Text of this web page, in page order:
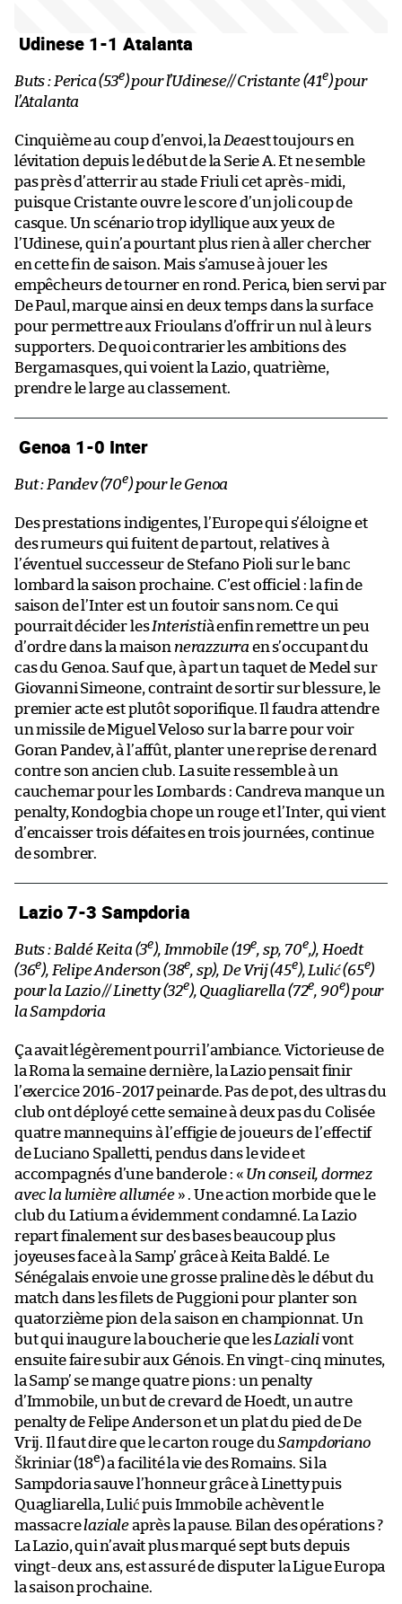
Udinese 1-1 Atalanta
Buts : Perica (53e) pour l’Udinese// Cristante (41e) pour
l’Atalanta
Cinquième au coup d’envoi, laDeaest toujours en
lévitation depuis le début de la Serie A. Et ne semble
pas près d’atterrir au stade Friuli cet après-midi,
puisque Cristante ouvre le score d’un joli coup de
casque. Un scénario trop idyllique aux yeux de
l’Udinese, qui n’a pourtant plus rien à aller chercher
en cette fin de saison. Mais s’amuse à jouer les
empêcheurs de tourner en rond. Perica, bien servi par
De Paul, marque ainsi en deux temps dans la surface
pour permettre aux Frioulans d’offrir un nul à leurs
supporters. De quoi contrarier les ambitions des
Bergamasques, qui voient la Lazio, quatrième,
prendre le large au classement.
Genoa 1-0 Inter
But : Pandev (70e) pour le Genoa
Des prestations indigentes, l’Europe qui s’éloigne et
des rumeurs qui fuitent de partout, relatives à
l’éventuel successeur de Stefano Pioli sur le banc
lombard la saison prochaine. C’est officiel : la fin de
saison de l’Inter est un foutoir sans nom. Ce qui
pourrait décider lesInteristià enfin remettre un peu
d’ordre dans la maison nerazzurra en s’occupant du
cas du Genoa. Sauf que, à part un taquet de Medel sur
Giovanni Simeone, contraint de sortir sur blessure, le
premier acte est plutôt soporifique. Il faudra attendre
un missile de Miguel Veloso sur la barre pour voir
Goran Pandev, à l’affût, planter une reprise de renard
contre son ancien club. La suite ressemble à un
cauchemar pour les Lombards : Candreva manque un
penalty, Kondogbia chope un rouge et l’Inter, qui vient
d’encaisser trois défaites en trois journées, continue
de sombrer.
Lazio 7-3 Sampdoria
Buts : Baldé Keita (3e), Immobile (19e, sp, 70e,), Hoedt
(36e), Felipe Anderson (38e, sp), De Vrij (45e), Lulić (65e)
pour la Lazio // Linetty (32e), Quagliarella (72e, 90e) pour
la Sampdoria
Ça avait légèrement pourri l’ambiance. Victorieuse de
la Roma la semaine dernière, la Lazio pensait finir
l’exercice 2016-2017 peinarde. Pas de pot, des ultras du
club ont déployé cette semaine à deux pas du Colisée
quatre mannequins à l’effigie de joueurs de l’effectif
de Luciano Spalletti, pendus dans le vide et
accompagnés d’une banderole : « Un conseil, dormez
avec la lumière allumée» . Une action morbide que le
club du Latium a évidemment condamné. La Lazio
repart finalement sur des bases beaucoup plus
joyeuses face à la Samp’ grâce à Keita Baldé. Le
Sénégalais envoie une grosse praline dès le début du
match dans les filets de Puggioni pour planter son
quatorzième pion de la saison en championnat. Un
but qui inaugure la boucherie que lesLazialivont
ensuite faire subir aux Génois. En vingt-cinq minutes,
la Samp’ se mange quatre pions : un penalty
d’Immobile, un but de crevard de Hoedt, un autre
penalty de Felipe Anderson et un plat du pied de De
Vrij. Il faut dire que le carton rouge duSampdoriano
Škriniar (18e) a facilité la vie des Romains. Si la
Sampdoria sauve l’honneur grâce à Linetty puis
Quagliarella, Lulić puis Immobile achèvent le
massacrelazialeaprès la pause. Bilan des opérations ?
La Lazio, qui n’avait plus marqué sept buts depuis
vingt-deux ans, est assuré de disputer la Ligue Europa
la saison prochaine.